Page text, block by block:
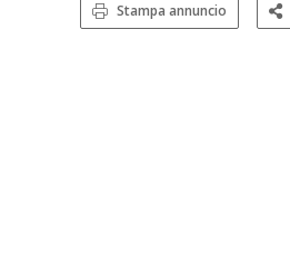
Stampa annuncio